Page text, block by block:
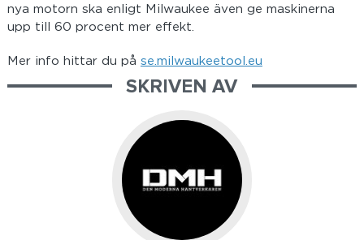
nya motorn ska enligt Milwaukee även ge maskinerna
upp till 60 procent mer effekt.
Mer info hittar du på se.milwaukeetool.eu
SKRIVEN AV